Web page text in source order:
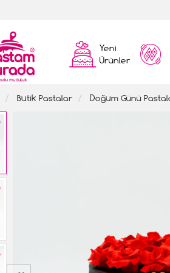
Yeni
Ürünler
Butik Pastalar Doğum Günü